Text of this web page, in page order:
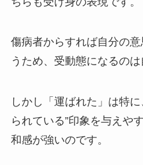
傷病者からすれば自分の
うため、受動態になるのは
しかし「運ばれた」は特に
られている”印象を与えや
和感が強いのです。